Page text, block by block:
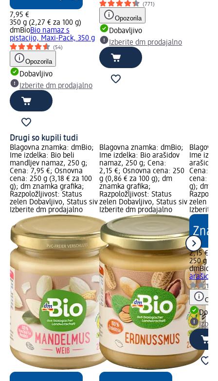
7,95 €
350 g (2,27 € za 100 g)
dmBioBio namaz s
pistacijo, Maxi-Pack, 350 g
(54)
Opozorila
Dobavljivo
Izberite dm prodajalno
(771)
Opozorila
Dobavljivo
Izberite dm prodajalno
Drugi so kupili tudi
Blagovna znamka: dmBio;
Ime izdelka: Bio beli
mandljev namaz, 250 g;
Cena: 7,95 €; Osnovna
cena: 250 g (3,18 € za 100
g); dm znamka grafika;
Razpoložljivost: Status
zelen Dobavljivo, Status siv
Izberite dm prodajalno
Blagovna znamka: dmBio;
Ime izdelka: Bio arašidov
namaz, 250 g; Cena:
2,15 €; Osnovna cena: 250
g (0,86 € za 100 g); dm
znamka grafika;
Razpoložljivost: Status
zelen Dobavljivo, Status siv
Izberite dm prodajalno
Ime
Cena:
cena:
g); dm
zelen
Izberite
2,15 €
250 g
dmBio